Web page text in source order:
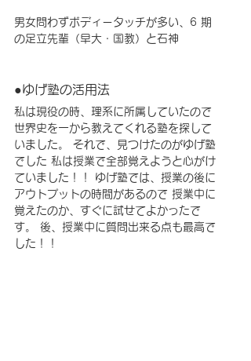
男女問わずボディータッチが多い、6 期
の足立先輩（早大・国教）と石神
●ゆげ塾の活用法
私は現役の時、理系に所属していたので
世界史を一から教えてくれる塾を探して
いました。 それで、見つけたのがゆげ塾
でした 私は授業で全部覚えようと心がけ
ていました！！ ゆげ塾では、授業の後に
アウトプットの時間があるので 授業中に
覚えたのか、すぐに試せてよかったで
す。 後、授業中に質問出来る点も最高で
した！！